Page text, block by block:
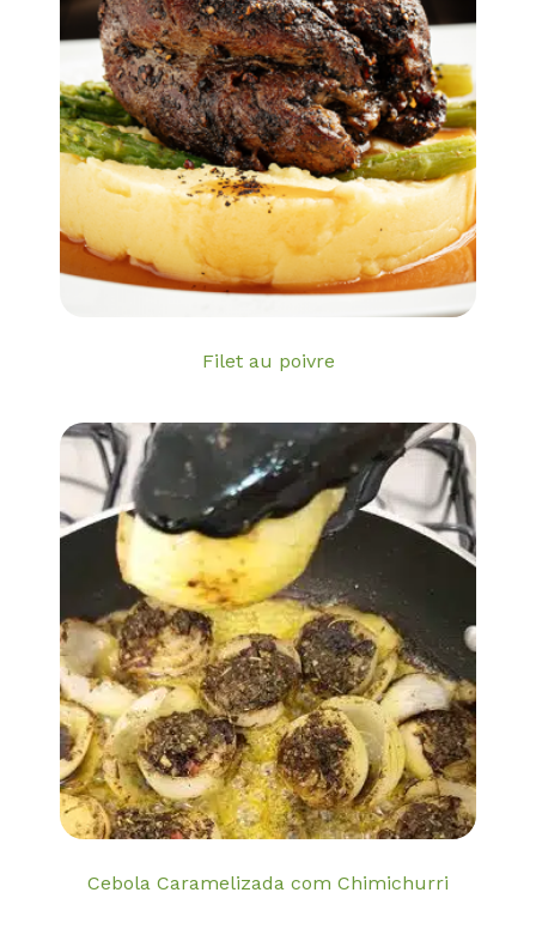
Filet au poivre
Cebola Caramelizada com Chimichurri